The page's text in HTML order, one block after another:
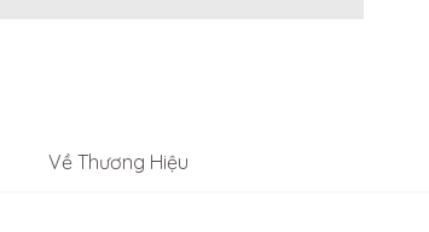
Về Thương Hiệu